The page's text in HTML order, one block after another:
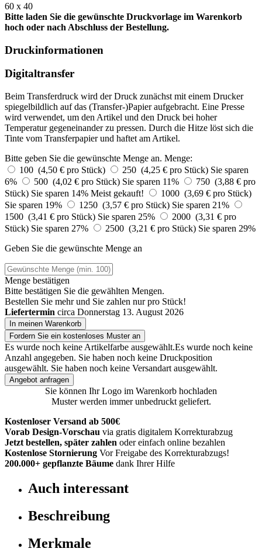
60 x 40
Bitte laden Sie die gewünschte Druckvorlage im Warenkorb
hoch oder nach Abschluss der Bestellung.
Druckinformationen
Digitaltransfer
Beim Transferdruck wird der Druck zunächst mit einem Drucker
spiegelbildlich auf das (Transfer-)Papier aufgebracht. Eine Presse
wird verwendet, um den Artikel und den Druck bei hoher
Temperatur gegeneinander zu pressen. Durch die Hitze löst sich die
Tinte vom Transferpapier und haftet am Artikel.
Bitte geben Sie die gewünschte Menge an. Menge:
100 (4,50 € pro Stück)
250 (4,25 € pro Stück) Sie sparen
6%
500 (4,02 € pro Stück) Sie sparen 11%
750 (3,88 € pro
Stück) Sie sparen 14% Meist gekauft!
1000 (3,69 € pro Stück)
Sie sparen 19%
1250 (3,57 € pro Stück) Sie sparen 21%
1500 (3,41 € pro Stück) Sie sparen 25%
2000 (3,31 € pro
Stück) Sie sparen 27% 2500 (3,21 € pro Stück) Sie sparen 29%
Geben Sie die gewünschte Menge an
Menge bestätigen
Bitte bestätigen Sie die gewählten Mengen.
Bestellen Sie mehr und Sie zahlen nurpro Stück!
Liefertermin circa Donnerstag 13. August 2026
In meinen Warenkorb
Fordern Sie ein kostenloses Muster an
Es wurde noch keine Artikelfarbe ausgewählt.Es wurde noch keine
Anzahl angegeben. Sie haben noch keine Druckposition
ausgewählt. Sie haben noch keine Versandart ausgewählt.
Angebot anfragen
Sie können Ihr Logo im Warenkorb hochladen
Muster werden immer unbedruckt geliefert.
Kostenloser Versand ab 500€
Vorab Design-Vorschau via gratis digitalem Korrekturabzug
Jetzt bestellen, später zahlen oder einfach online bezahlen
Kostenlose Stornierung Vor Freigabe des Korrekturabzugs!
200.000+ gepflanzte Bäume dank Ihrer Hilfe
Auch interessant
Beschreibung
Merkmale